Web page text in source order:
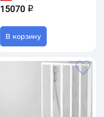
15070 q
В корзину